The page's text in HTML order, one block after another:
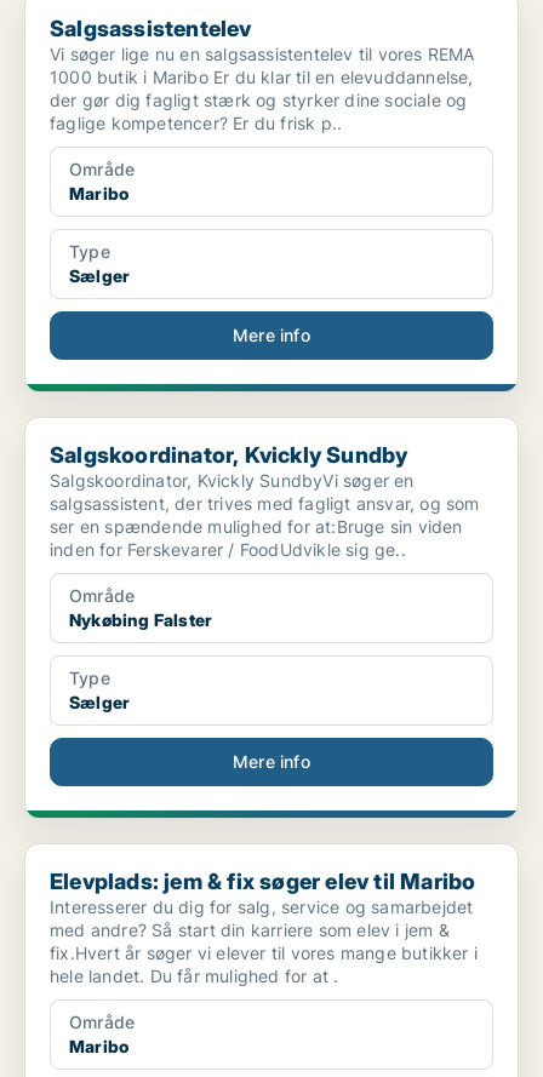
Salgsassistentelev
Vi søger lige nu en salgsassistentelev til vores REMA
1000 butik i Maribo Er du klar til en elevuddannelse,
der gør dig fagligt stærk og styrker dine sociale og
faglige kompetencer? Er du frisk p..
Område
Maribo
Type
Sælger
Mere info
Salgskoordinator, Kvickly Sundby
Salgskoordinator, Kvickly Sundby
Salgskoordinator, Kvickly SundbyVi søger en
salgsassistent, der trives med fagligt ansvar, og som
ser en spændende mulighed for at:Bruge sin viden
inden for Ferskevarer / FoodUdvikle sig ge..
Område
Nykøbing Falster
Type
Sælger
Mere info
Elevplads: jem & fix søger elev til Maribo
Elevplads: jem & fix søger elev til Maribo
Interesserer du dig for salg, service og samarbejdet
med andre? Så start din karriere som elev i jem &
fix.Hvert år søger vi elever til vores mange butikker i
hele landet. Du får mulighed for at .
Område
Maribo